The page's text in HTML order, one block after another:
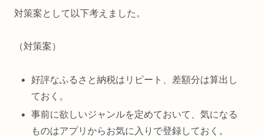
対策案として以下考えました。
（対策案）
好評なふるさと納税はリピート、差額分は算出し
ておく。
事前に欲しいジャンルを定めておいて、気になる
ものはアプリからお気に入りで登録しておく。